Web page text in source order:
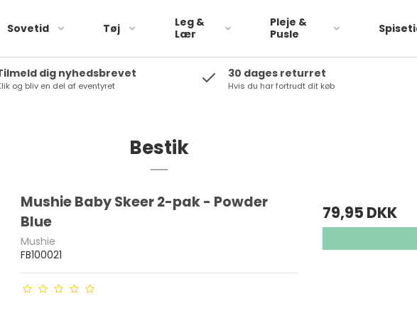
Pargaard
SOkind
Saga copenhagen
Sovetid Tøj
Leg &
Lær
Bamser
Pleje &
Pusle
dig nyhedsbrevet
og bliv en del af eventyret
30 dages returret
Hvis du har fortrudt dit køb
Bestik
Mushie Baby Skeer 2-pak - Powder
Blue
Mushie
FB100021
79,95 DKK